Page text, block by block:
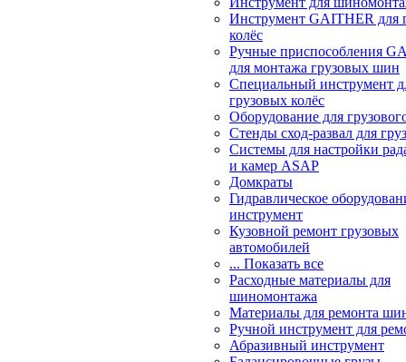
Инструмент GAITHER для
колёс
Ручные приспособления
для монтажа грузовых шин
Специальный инструмент
грузовых колёс
Оборудование для
Стенды сход-развал для
Системы для настройки
и камер ASAP
Домкраты
Гидравлическое
инструмент
Кузовной ремонт грузовых
автомобилей
... Показать все
Расходные материалы для
шиномонтажа
Материалы для ремонта
Ручной инструмент для
Абразивный инструмент